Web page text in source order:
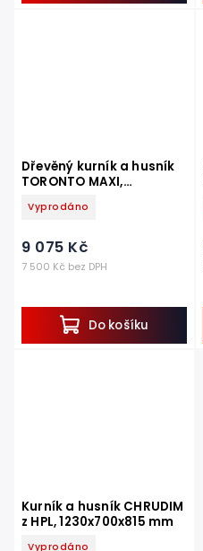
Dřevěný kurník a husník
TORONTO MAXI,
Vyprodáno
7 500 Kč bez DPH
9 075 Kč
Do košíku
Kurník a husník CHRUDIM
z HPL, 1230x700x815 mm
Vyprodáno